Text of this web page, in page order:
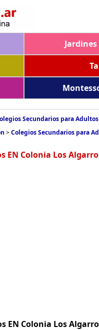
Secundarios para
>Colegios Secundarios para
EN Colonia Los
EN Colonia Los